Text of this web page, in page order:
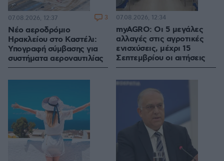
Νέο αεροδρόμιο
Ηρακλείου στο Καστέλι:
Υπογραφή σύμβασης για
συστήματα αεροναυτιλίας
07.08.2026, 12:37 3
myAGRO: Οι 5 μεγάλες
αλλαγές στις αγροτικές
ενισχύσεις, μέχρι 15
Σεπτεμβρίου οι αιτήσεις
07.08.2026, 12:34